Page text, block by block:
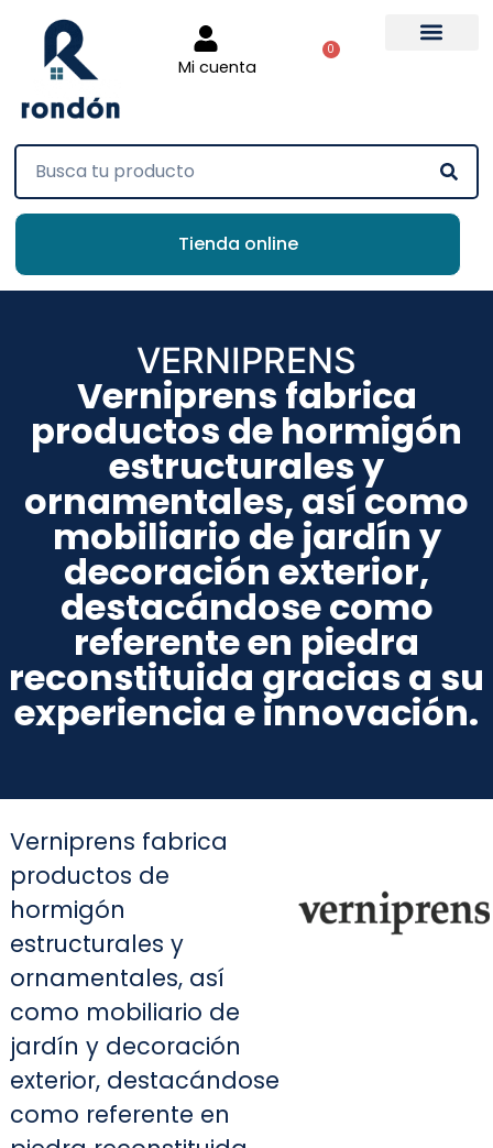
Mi cuenta
0
Tienda online
VERNIPRENS
Verniprens fabrica
productos de hormigón
estructurales y
ornamentales, así como
mobiliario de jardín y
decoración exterior,
destacándose como
referente en piedra
reconstituida gracias a su
experiencia e innovación.
Verniprens fabrica
productos de
hormigón
estructurales y
ornamentales, así
como mobiliario de
jardín y decoración
exterior, destacándose
como referente en